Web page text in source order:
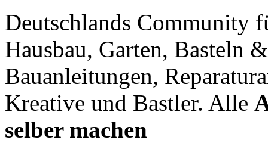
Deutschlands Community
Hausbau, Garten, Basteln
Bauanleitungen,
Kreative und Bastler. Alle
selber machen